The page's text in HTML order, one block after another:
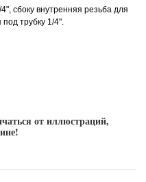
сбоку внутренняя резьба для
трубку 1/4".
от иллюстраций,